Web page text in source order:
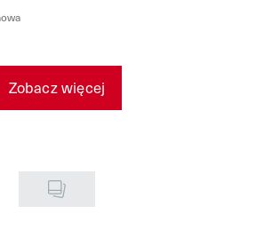
Zobacz więcej